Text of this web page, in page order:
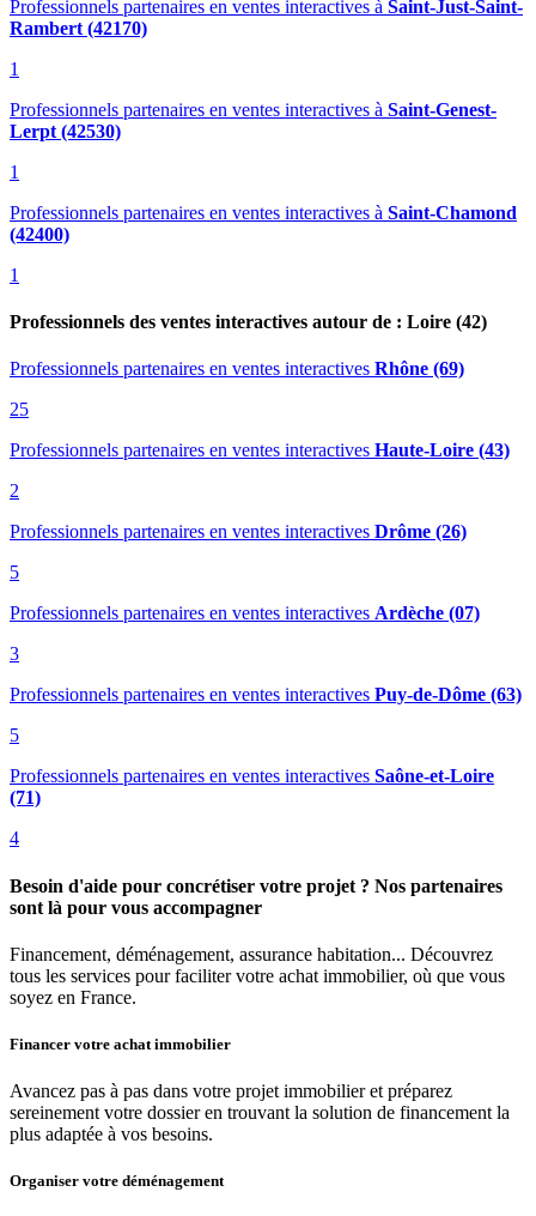
Professionnels partenaires en ventes interactives à Saint-Just-Saint-
Rambert (42170)
1
Professionnels partenaires en ventes interactives à Saint-Genest-
Lerpt (42530)
1
Professionnels partenaires en ventes interactives à Saint-Chamond
(42400)
1
Professionnels des ventes interactives autour de : Loire (42)
Professionnels partenaires en ventes interactives Rhône (69)
25
Professionnels partenaires en ventes interactives Haute-Loire (43)
2
Professionnels partenaires en ventes interactives Drôme (26)
5
Professionnels partenaires en ventes interactives Ardèche (07)
3
Professionnels partenaires en ventes interactives Puy-de-Dôme (63)
5
Professionnels partenaires en ventes interactives Saône-et-Loire
(71)
4
Besoin d'aide pour concrétiser votre projet ? Nos partenaires
sont là pour vous accompagner
Financement, déménagement, assurance habitation... Découvrez
tous les services pour faciliter votre achat immobilier, où que vous
soyez en France.
Financer votre achat immobilier
Avancez pas à pas dans votre projet immobilier et préparez
sereinement votre dossier en trouvant la solution de financement la
plus adaptée à vos besoins.
Organiser votre déménagement